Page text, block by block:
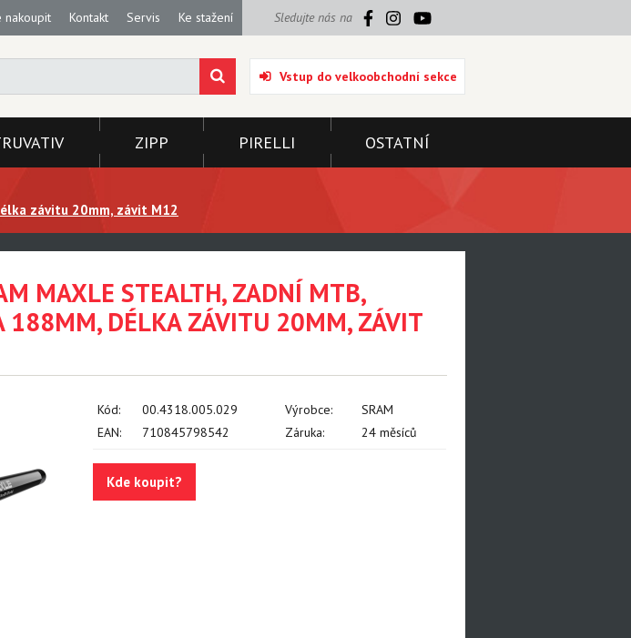
nakoupit Kontakt Servis Ke stažení Sledujte nás na
Vstup do velkoobchodní sekce
ZIPP PIRELLI OSTATNÍ
závitu 20mm, závit M12
MAXLE STEALTH, ZADNÍ MTB,
188MM, DÉLKA ZÁVITU 20MM, ZÁVIT
Kód: 00.4318.005.029 Výrobce:
SRAM
EAN:
710845798542 Záruka: 24 měsíců
Kde koupit?